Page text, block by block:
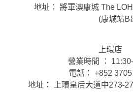
地址： 將軍澳康城 The
(康城站B
上環店
營業時間 ：
電話： +852
地址： 上環皇后大道中273-